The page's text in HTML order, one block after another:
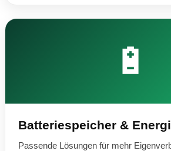
🔋
Batteriespeicher &
Passende Lösungen für mehr